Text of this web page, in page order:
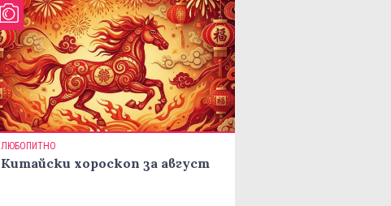
ЛЮБОПИТНО
Китайски хороскоп за август